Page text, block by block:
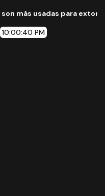
para extorsionar en
10:00:41 PM